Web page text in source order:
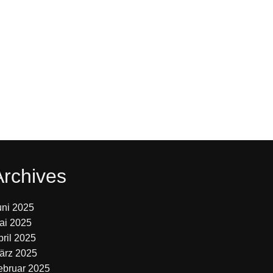
2025
2025
2025
2025
2025